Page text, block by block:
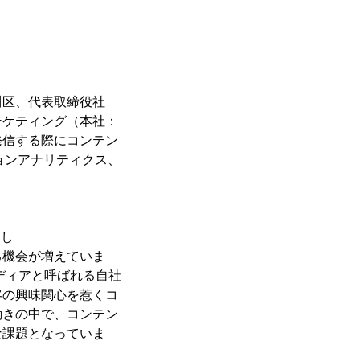
、代表取締役社
ティング（本社：
する際にコンテン
アナリティクス、
会が増えていま
ィアと呼ばれる自社
興味関心を惹くコ
の中で、コンテン
題となっていま